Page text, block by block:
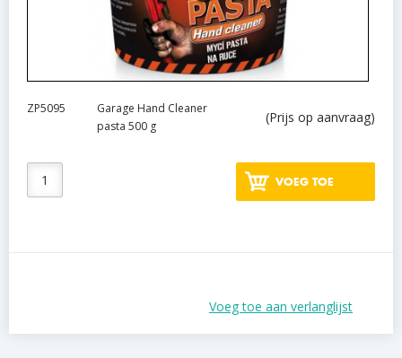
ZP5095
Garage Hand Cleaner
pasta 500 g
(Prijs op aanvraag)
VOEG TOE
Voeg toe aan verlanglijst